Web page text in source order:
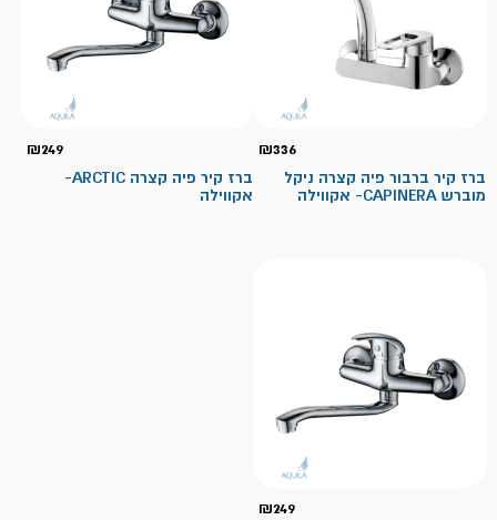
₪336
ברז קיר ברבור פיה קצרה ניקל
מוברש CAPINERA- אקווילה
₪249
ברז קיר פיה קצרה ARCTIC-
אקווילה
₪249